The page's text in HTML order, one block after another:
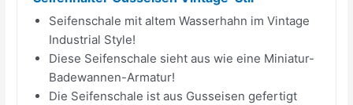
Seifenschale mit altem Wasserhahn im Vintage
Industrial Style!
Diese Seifenschale sieht aus wie eine Miniatur-
Badewannen-Armatur!
Die Seifenschale ist aus Gusseisen gefertigt